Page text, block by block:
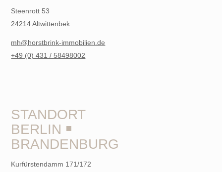
Steenrott 53
24214 Altwittenbek
mh@horstbrink-immobilien.de
+49 (0) 431 / 58498002
STANDORT
BERLIN ￭
BRANDENBURG
Kurfürstendamm 171/172